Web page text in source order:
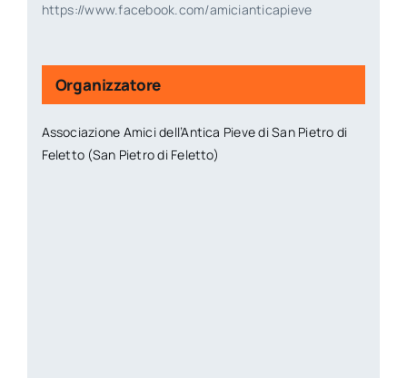
https://www.facebook.com/amicianticapieve
Organizzatore
Associazione Amici dell’Antica Pieve di San Pietro di
Feletto (San Pietro di Feletto)